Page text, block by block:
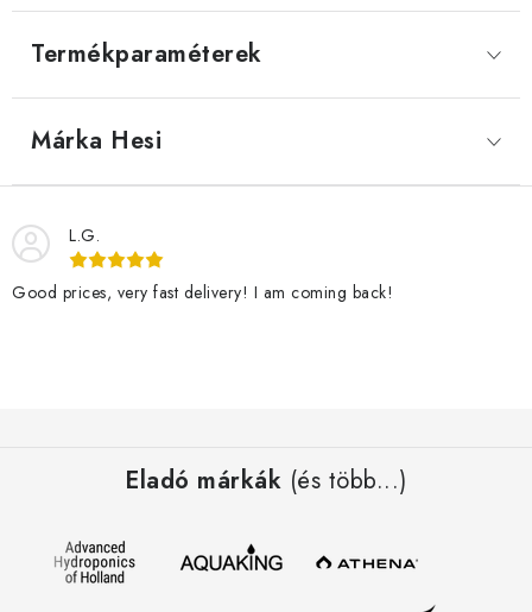
Termékparaméterek
Márka Hesi
L.G.
Good prices, very fast delivery! I am coming back!
Eladó márkák (és több...)